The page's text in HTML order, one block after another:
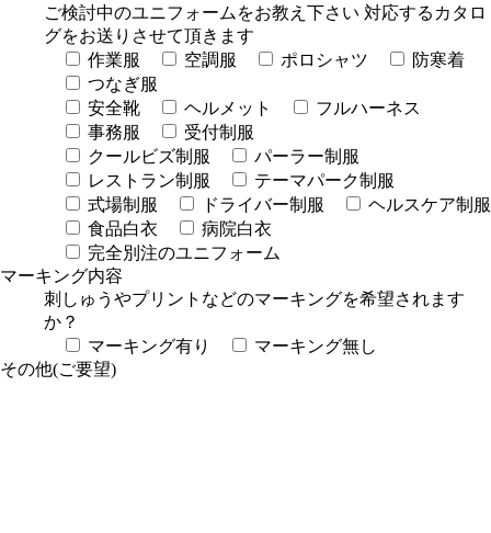
ご検討中のユニフォームをお教え下さい 対応するカタロ
グをお送りさせて頂きます
作業服
空調服 ポロシャツ
防寒着
つなぎ服
安全靴
ヘルメット
フルハーネス
事務服
受付制服
クールビズ制服
パーラー制服
レストラン制服
テーマパーク制服
式場制服
ドライバー制服
ヘルスケア制服
食品白衣
病院白衣
完全別注のユニフォーム
マーキング内容
刺しゅうやプリントなどのマーキングを希望されます
か？
マーキング有り
マーキング無し
その他(ご要望)